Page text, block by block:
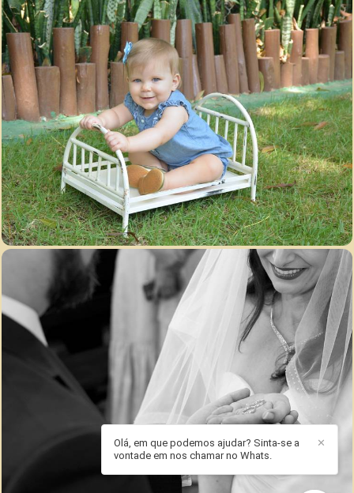
4611 33
3367
75
✕
Olá, em que podemos ajudar? Sinta-se a
vontade em nos chamar no Whats.